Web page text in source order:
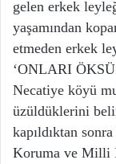
gelen erkek
yaşamından
etmeden erkek
‘ONLARI
Necatiye köyü
üzüldüklerini
kapıldıktan
Koruma ve Milli